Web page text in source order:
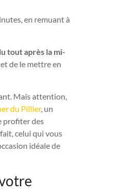
en remuant à
tout après la mi-
de le mettre en
Mais attention,
du Pillier, un
profiter des
celui qui vous
idéale de